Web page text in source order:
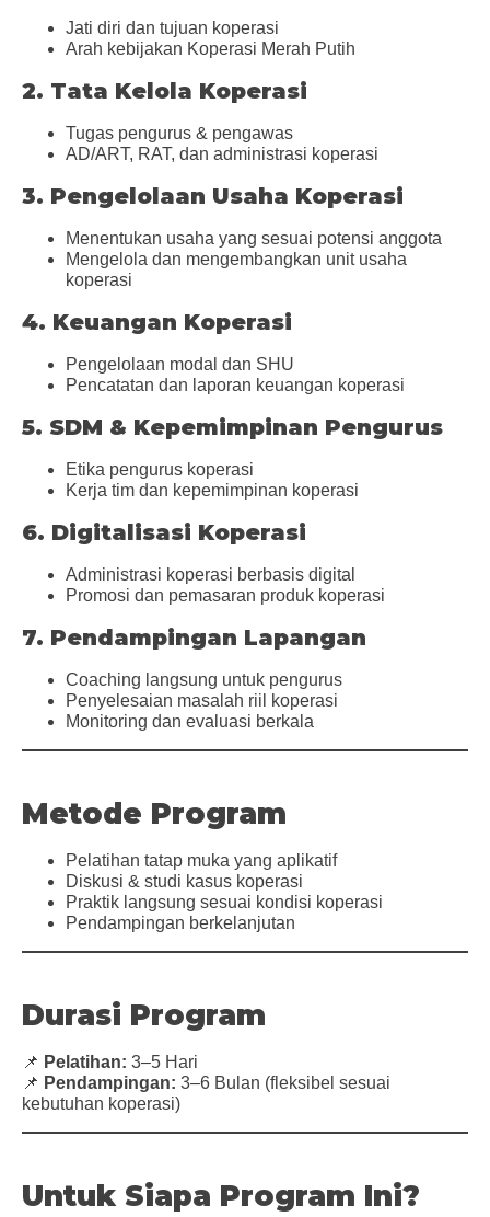
Jati diri dan tujuan koperasi
Arah kebijakan Koperasi Merah Putih
2. Tata Kelola Koperasi
Tugas pengurus & pengawas
AD/ART, RAT, dan administrasi koperasi
3. Pengelolaan Usaha Koperasi
Menentukan usaha yang sesuai potensi anggota
Mengelola dan mengembangkan unit usaha
koperasi
4. Keuangan Koperasi
Pengelolaan modal dan SHU
Pencatatan dan laporan keuangan koperasi
5. SDM & Kepemimpinan Pengurus
Etika pengurus koperasi
Kerja tim dan kepemimpinan koperasi
6. Digitalisasi Koperasi
Administrasi koperasi berbasis digital
Promosi dan pemasaran produk koperasi
7. Pendampingan Lapangan
Coaching langsung untuk pengurus
Penyelesaian masalah riil koperasi
Monitoring dan evaluasi berkala
Metode Program
Pelatihan tatap muka yang aplikatif
Diskusi & studi kasus koperasi
Praktik langsung sesuai kondisi koperasi
Pendampingan berkelanjutan
Durasi Program
📌 Pelatihan: 3–5 Hari
📌 Pendampingan: 3–6 Bulan (fleksibel sesuai
kebutuhan koperasi)
Untuk Siapa Program Ini?